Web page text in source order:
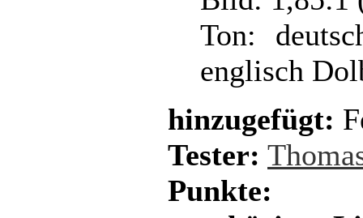
Ton:
englisch
hinzugefügt:
Tester:
Punkte: